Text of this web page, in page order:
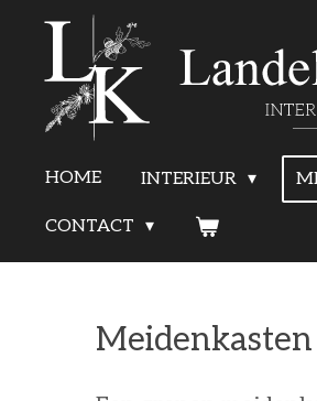
direct
naar
hoofdinhoud
HOME INTERIEUR
CONTACT
Meidenkasten